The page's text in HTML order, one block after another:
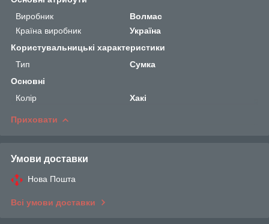
Виробник
Волмас
Країна виробник
Україна
Користувальницькі характеристики
Тип
Сумка
Основні
Колір
Хакі
Приховати
Умови доставки
Нова Пошта
Всі умови доставки